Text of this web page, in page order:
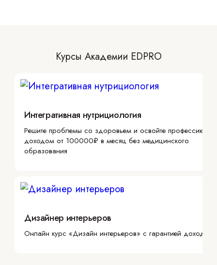
Курсы Академии EDPRO
Интегративная нутрициология
Решите проблемы со здоровьем и освойте профессию с
доходом от 100000₽ в месяц без медицинского
образования
Дизайнер интерьеров
Онлайн курс «Дизайн интерьеров» с гарантией дохода